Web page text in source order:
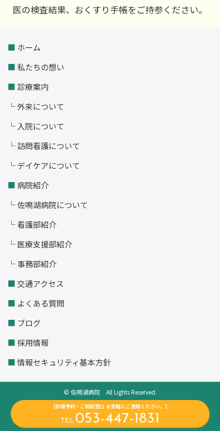
医の検査結果、おくすり手帳をご持参ください。
■ ホーム
■ 私たちの想い
■ 診療案内
└ 外来について
└ 入院について
└ 訪問看護について
└ デイケアについて
■ 病院紹介
└ 佐鳴湖病院について
└ 看護部紹介
└ 医療支援部紹介
└ 事務部紹介
■ 交通アクセス
■ よくある質問
■ ブログ
■ 採用情報
■ 情報セキュリティ基本方針
© 佐鳴湖病院 All Lights Reserved.
[診療予約・ご相談窓口 お気軽にご連絡ください。]
TEL:053-447-1831